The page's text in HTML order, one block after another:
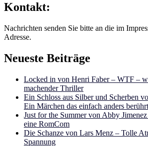
Kontakt:
Nachrichten senden Sie bitte an die im
Adresse.
Neueste Beiträge
Locked in von Henri Faber – WTF –
machender Thriller
Ein Schloss aus Silber und Scherben
Ein Märchen das einfach anders berührt
Just for the Summer von Abby
eine RomCom
Die Schanze von Lars Menz – Tolle
Spannung